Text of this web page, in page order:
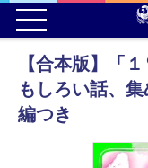
【合本版】「
もしろい話、
編つき